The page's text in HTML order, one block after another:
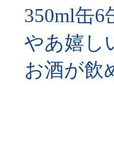
350ml缶
やあ嬉し
お酒が飲